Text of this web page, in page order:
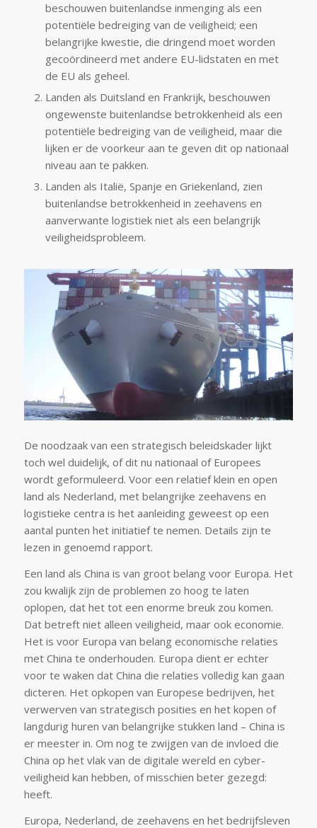
beschouwen buitenlandse inmenging als een
potentiële bedreiging van de veiligheid; een
belangrijke kwestie, die dringend moet worden
gecoördineerd met andere EU-lidstaten en met
de EU als geheel.
Landen als Duitsland en Frankrijk, beschouwen
ongewenste buitenlandse betrokkenheid als een
potentiële bedreiging van de veiligheid, maar die
lijken er de voorkeur aan te geven dit op nationaal
niveau aan te pakken.
Landen als Italië, Spanje en Griekenland, zien
buitenlandse betrokkenheid in zeehavens en
aanverwante logistiek niet als een belangrijk
veiligheidsprobleem.
De noodzaak van een strategisch beleidskader lijkt
toch wel duidelijk, of dit nu nationaal of Europees
wordt geformuleerd. Voor een relatief klein en open
land als Nederland, met belangrijke zeehavens en
logistieke centra is het aanleiding geweest op een
aantal punten het initiatief te nemen. Details zijn te
lezen in genoemd rapport.
Een land als China is van groot belang voor Europa. Het
zou kwalijk zijn de problemen zo hoog te laten
oplopen, dat het tot een enorme breuk zou komen.
Dat betreft niet alleen veiligheid, maar ook economie.
Het is voor Europa van belang economische relaties
met China te onderhouden. Europa dient er echter
voor te waken dat China die relaties volledig kan gaan
dicteren. Het opkopen van Europese bedrijven, het
verwerven van strategisch posities en het kopen of
langdurig huren van belangrijke stukken land – China is
er meester in. Om nog te zwijgen van de invloed die
China op het vlak van de digitale wereld en cyber-
veiligheid kan hebben, of misschien beter gezegd:
heeft.
Europa, Nederland, de zeehavens en het bedrijfsleven